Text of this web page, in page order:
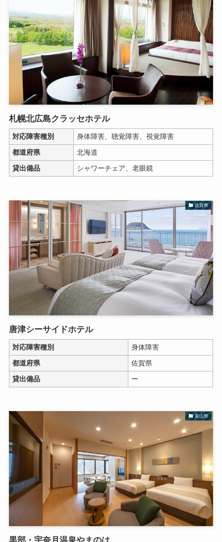
札幌北広島クラッセホテル
対応障害種別
身体障害、聴覚障害、視覚障害
都道府県
北海道
貸出備品
シャワーチェア、老眼鏡
佐賀県
唐津シーサイドホテル
対応障害種別
身体障害
都道府県
佐賀県
貸出備品
ー
富山県
黒部・宇奈月温泉やまのは